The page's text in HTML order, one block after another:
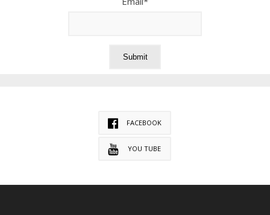
FACEBOOK
YOU TUBE